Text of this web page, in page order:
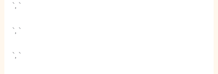
`, `
`, `
`, `